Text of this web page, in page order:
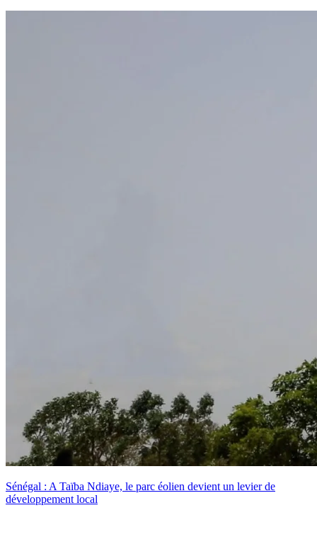
Sénégal : A Taïba Ndiaye, le parc éolien devient un levier de
développement local